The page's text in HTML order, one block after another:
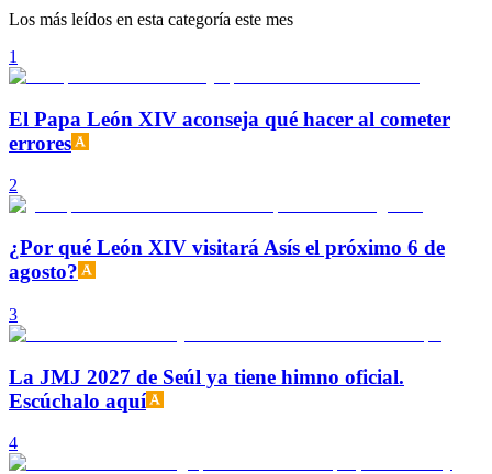
Los más leídos en esta categoría este mes
1
El Papa León XIV aconseja qué hacer al cometer
errores
2
¿Por qué León XIV visitará Asís el próximo 6 de
agosto?
3
La JMJ 2027 de Seúl ya tiene himno oficial.
Escúchalo aquí
4